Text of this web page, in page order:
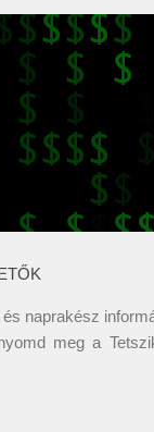
naprakész
meg a